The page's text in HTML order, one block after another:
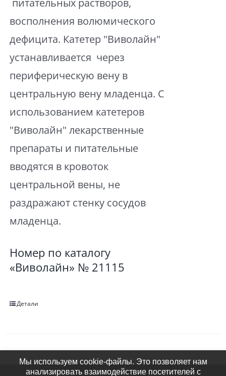
питательных растворов,
восполнения волюмического
дефицита. Катетер "Виволайн"
устанавливается через
периферическую вену в
центральную вену младенца. С
использованием катетеров
"Виволайн" лекарственные
препараты и питательные
вводятся в кровоток
центральной вены, не
раздражают стенку сосудов
младенца.
Номер по каталогу
«Виволайн» № 21115
Детали
Мы используем cookie-файлы. Это позволяет нам
анализировать взаимодействие посетителей с